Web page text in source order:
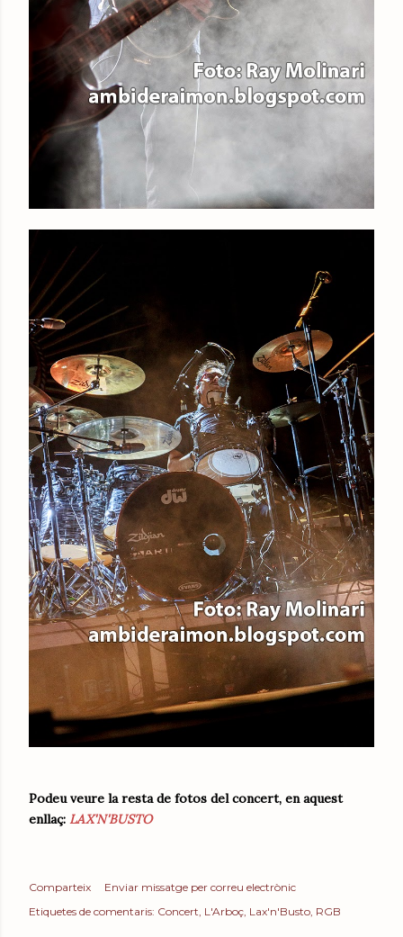
Podeu veure la resta de fotos del concert, en aquest
enllaç: LAX'N'BUSTO
Comparteix
Enviar missatge per correu electrònic
Etiquetes de comentaris: Concert L'Arboç Lax'n'Busto RGB